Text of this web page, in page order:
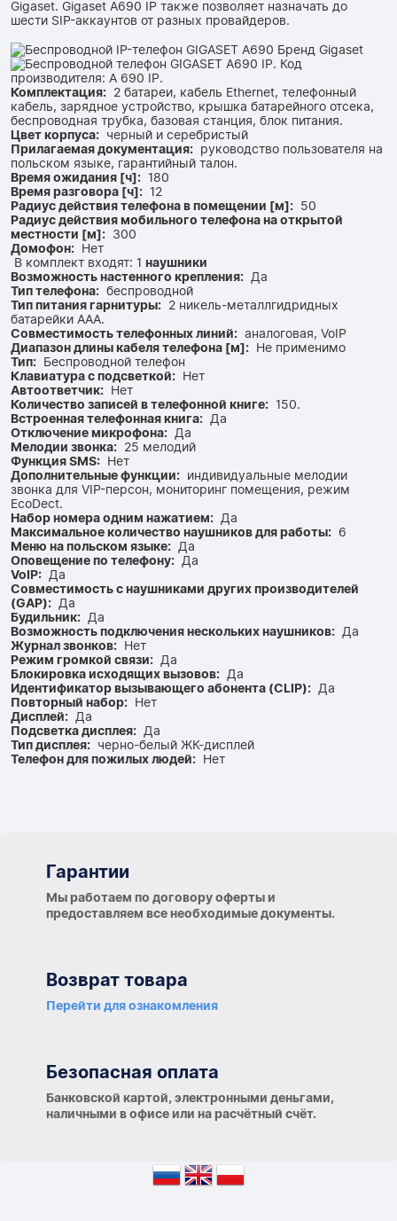
Gigaset. Gigaset A690 IP также позволяет назначать до
шести SIP-аккаунтов от разных провайдеров.
Комплектация: 2 батареи, кабель Ethernet, телефонный
кабель, зарядное устройство, крышка батарейного отсека,
беспроводная трубка, базовая станция, блок питания.
Цвет корпуса: черный и серебристый
Прилагаемая документация: руководство пользователя на
польском языке, гарантийный талон.
Время ожидания [ч]: 180
Время разговора [ч]: 12
Радиус действия телефона в помещении [м]: 50
Радиус действия мобильного телефона на открытой
местности [м]: 300
Домофон: Нет
В комплект входят: 1 наушники
Возможность настенного крепления: Да
Тип телефона: беспроводной
Тип питания гарнитуры: 2 никель-металлгидридных
батарейки AAA.
Совместимость телефонных линий: аналоговая, VoIP
Диапазон длины кабеля телефона [м]: Не применимо
Тип: Беспроводной телефон
Клавиатура с подсветкой: Нет
Автоответчик: Нет
Количество записей в телефонной книге: 150.
Встроенная телефонная книга: Да
Отключение микрофона: Да
Мелодии звонка: 25 мелодий
Функция SMS: Нет
Дополнительные функции: индивидуальные мелодии
звонка для VIP-персон, мониторинг помещения, режим
EcoDect.
Набор номера одним нажатием: Да
Максимальное количество наушников для работы: 6
Меню на польском языке: Да
Оповещение по телефону: Да
VoIP: Да
Совместимость с наушниками других производителей
(GAP): Да
Будильник: Да
Возможность подключения нескольких наушников: Да
Журнал звонков: Нет
Режим громкой связи: Да
Блокировка исходящих вызовов: Да
Идентификатор вызывающего абонента (CLIP): Да
Повторный набор: Нет
Дисплей: Да
Подсветка дисплея: Да
Тип дисплея: черно-белый ЖК-дисплей
Телефон для пожилых людей: Нет
Гарантии
Мы работаем по договору оферты и
предоставляем все необходимые документы.
Возврат товара
Перейти для ознакомления
Безопасная оплата
Банковской картой, электронными деньгами,
наличными в офисе или на расчётный счёт.